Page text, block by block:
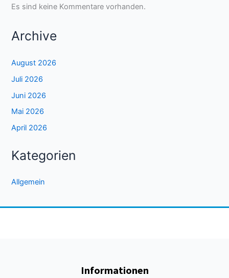
Es sind keine Kommentare vorhanden.
Archive
August 2026
Juli 2026
Juni 2026
Mai 2026
April 2026
Kategorien
Allgemein
Informationen